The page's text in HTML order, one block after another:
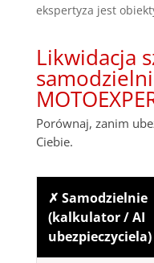
ekspertyza jest
Likwidacja
Porównaj, zanim
Ciebie.
✗ Samodzielnie
(kalkulator / AI
ubezpieczyciela)